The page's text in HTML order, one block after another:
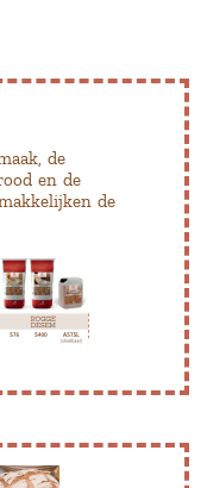
de
en de
de